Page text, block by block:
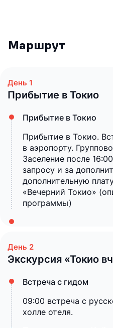
Маршрут
Прибытие в Токио
Прибытие в Токио
Прибытие в Токио.
в аэропорту.
Заселение после
запросу и за
дополнительную
«Вечерний Токио»
программы)
Экскурсия «Токио
Встреча с гидом
09:00 встреча с
холле отеля.